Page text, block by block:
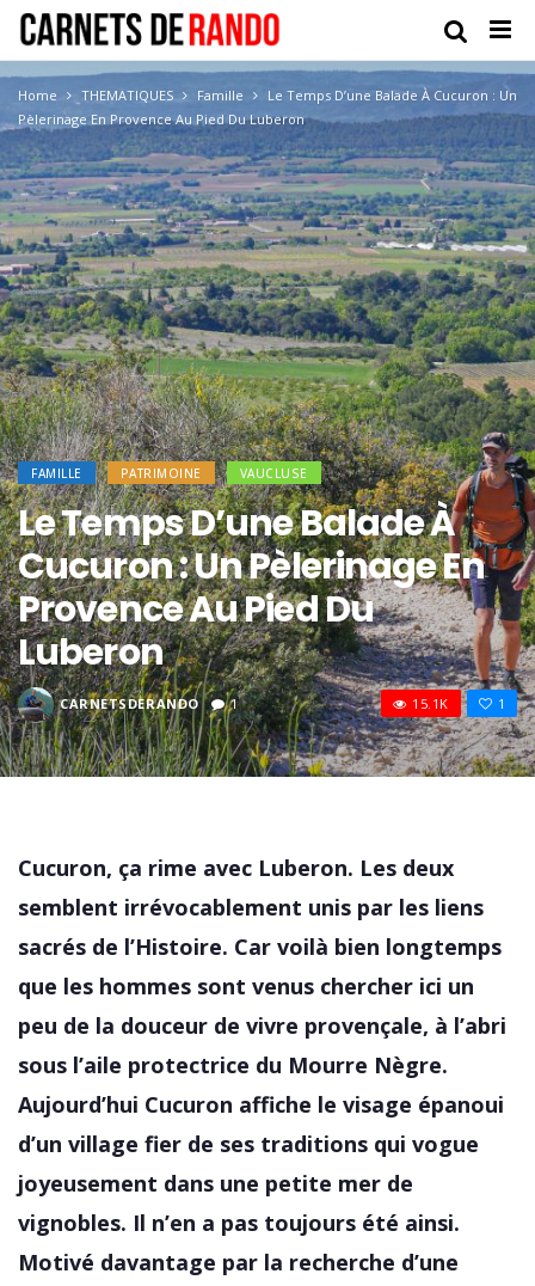
Home THEMATIQUES Famille
Le Temps D’une Balade À Cucuron : Un
Pèlerinage En Provence Au Pied Du Luberon
FAMILLE PATRIMOINE VAUCLUSE
Le Temps D’une Balade À
Cucuron : Un Pèlerinage En
Provence Au Pied Du
Luberon
CARNETSDERANDO 1 1
15.1K
Cucuron, ça rime avec Luberon. Les deux
semblent irrévocablement unis par les liens
sacrés de l’Histoire. Car voilà bien longtemps
que les hommes sont venus chercher ici un
peu de la douceur de vivre provençale, à l’abri
sous l’aile protectrice du Mourre Nègre.
Aujourd’hui Cucuron affiche le visage épanoui
d’un village fier de ses traditions qui vogue
joyeusement dans une petite mer de
vignobles. Il n’en a pas toujours été ainsi.
Motivé davantage par la recherche d’une